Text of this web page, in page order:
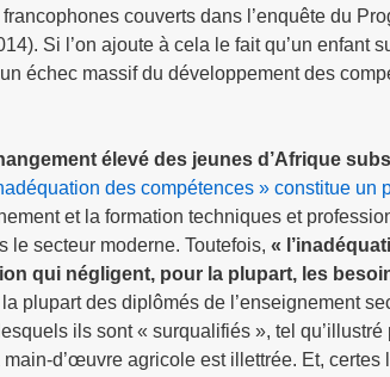
couverts dans l’enquête du
Si l’on ajoute à cela le fait qu’un enfant
échec massif du développement des
élevé des jeunes d’Afrique
des compétences » constitue un
et la formation techniques et
le secteur moderne. Toutefois, «
qui négligent, pour la plupart, les
plupart des diplômés de l’enseignement
ils sont « surqualifiés », tel qu’illustré
d’œuvre agricole est illettrée. Et, certes